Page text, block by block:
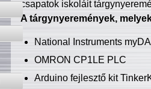
csapatok iskoláit
A tárgynyeremények,
National Instruments
OMRON CP1LE PLC
Arduino fejlesztő kit